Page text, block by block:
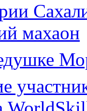
махаон